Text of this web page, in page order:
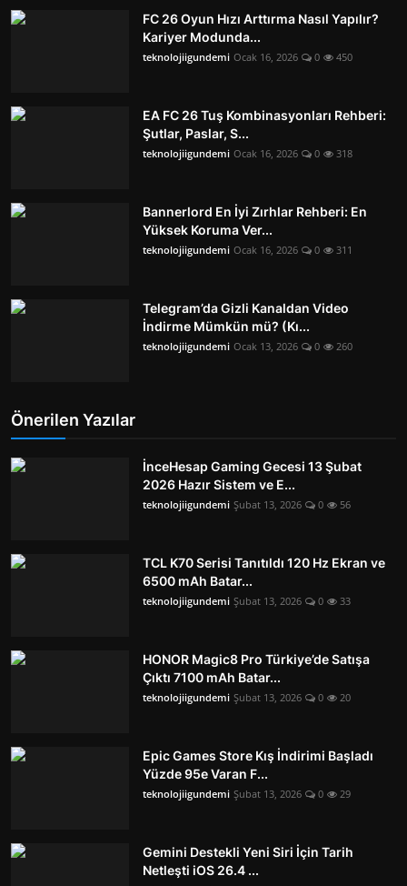
FC 26 Oyun Hızı Arttırma Nasıl Yapılır?
Kariyer Modunda...
teknolojiigundemi Ocak 16, 2026 0 450
EA FC 26 Tuş Kombinasyonları Rehberi:
Şutlar, Paslar, S...
teknolojiigundemi Ocak 16, 2026 0 318
Bannerlord En İyi Zırhlar Rehberi: En
Yüksek Koruma Ver...
teknolojiigundemi Ocak 16, 2026 0 311
Telegram’da Gizli Kanaldan Video
İndirme Mümkün mü? (Kı...
teknolojiigundemi Ocak 13, 2026 0 260
Önerilen Yazılar
İnceHesap Gaming Gecesi 13 Şubat
2026 Hazır Sistem ve E...
teknolojiigundemi Şubat 13, 2026 0 56
TCL K70 Serisi Tanıtıldı 120 Hz Ekran ve
6500 mAh Batar...
teknolojiigundemi Şubat 13, 2026 0 33
HONOR Magic8 Pro Türkiye’de Satışa
Çıktı 7100 mAh Batar...
teknolojiigundemi Şubat 13, 2026 0 20
Epic Games Store Kış İndirimi Başladı
Yüzde 95e Varan F...
teknolojiigundemi Şubat 13, 2026 0 29
Gemini Destekli Yeni Siri İçin Tarih
Netleşti iOS 26.4 ...